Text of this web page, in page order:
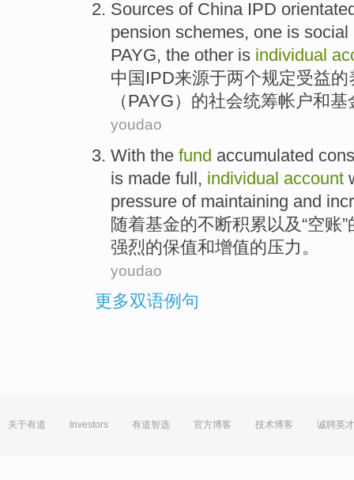
Sources of China IPD
pension schemes, one is social
PAYG, the other is individual
中国 IPD来源于两个规定受益的
（PAYG）的社会统筹帐户和基
youdao
With the fund accumulated
is made full, individual account
pressure ofmaintaining and
随着基金的不断积累 以及“空账”
强烈的保值和增值的压力 。
youdao
更多双语例句
关于有道 Investors 有道智选 官方博客 技术博客 诚聘英才